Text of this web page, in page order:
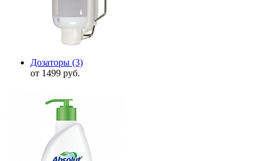
Дозаторы (3)
от 1499 руб.